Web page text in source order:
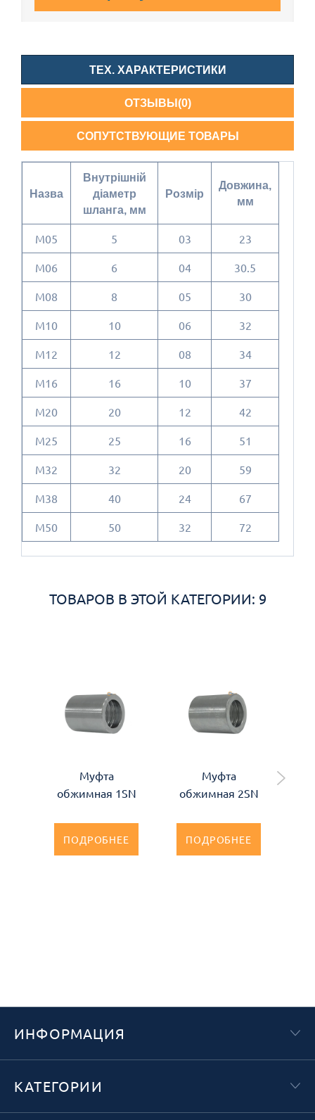
ТЕХ. ХАРАКТЕРИСТИКИ
ОТЗЫВЫ(0)
СОПУТСТВУЮЩИЕ ТОВАРЫ
Назва
Внутрішній
діаметр
шланга, мм
Розмір
Довжина,
мм
M05 5 03 23
M06 6 04 30.5
M08 8 05 30
M10 10 06 32
M12 12 08 34
M16 16 10 37
M20 20 12 42
M25 25 16 51
M32 32 20 59
M38 40 24 67
М50 50 32 72
ТОВАРОВ В ЭТОЙ КАТЕГОРИИ: 9
Муфта
обжимная 1SN
ПОДРОБНЕЕ
Муфта
обжимная 2SN
ПОДРОБНЕЕ
ИНФОРМАЦИЯ
КАТЕГОРИИ